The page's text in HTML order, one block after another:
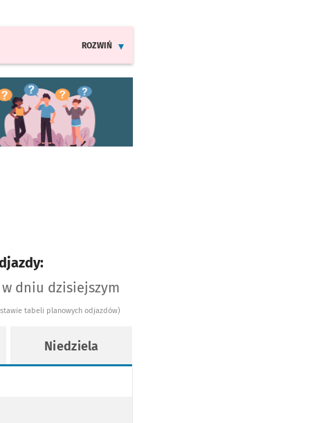
ROZWIŃ
się w nowej karcie
dniu dzisiejszym
tabeli planowych odjazdów)
Niedziela